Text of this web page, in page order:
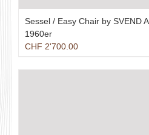
Sessel / Easy Chair by SVEND
1960er
CHF 2'700.00